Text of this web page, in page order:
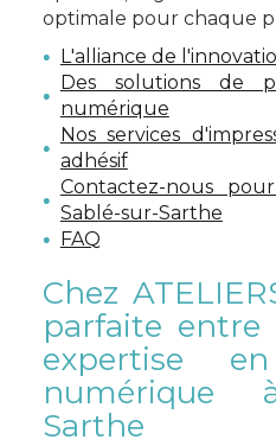
optimale pour chaque
L'alliance de
Des solutions de
numérique
Nos services
adhésif
Contactez-nous
Sablé-sur-Sarthe
FAQ
Chez
parfaite
expertise
numérique
Sarthe